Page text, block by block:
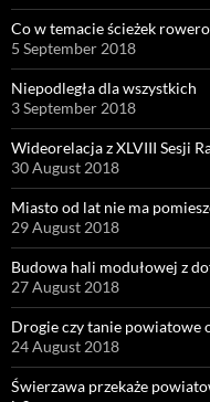
Co w temacie ścieżek
5 September 2018
Niepodległa dla wszystkich
3 September 2018
Wideorelacja z XLVIII Sesji
30 August 2018
Miasto od lat nie ma
29 August 2018
Budowa hali modułowej z
27 August 2018
Drogie czy tanie powiatowe
24 August 2018
Świerzawa przekaże